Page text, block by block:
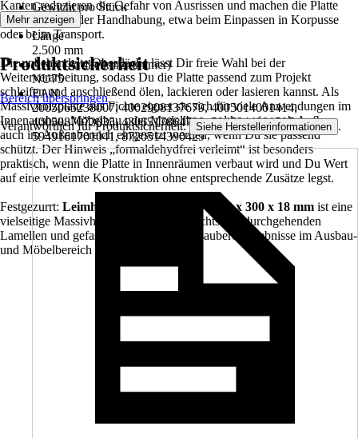
Gewicht pro Stück
6,08 kg
Länge
2.500 mm
AKN (Artikelkurznummer)
NU75
EAN
2005065238007, 4002908137679, 4005014001414,
4005087073035, 4306517864729, 5945844001507,
5949161701041, 8720514390429
Kanten reduzieren die Gefahr von Ausrissen und machen die Platte
angenehmer in der Handhabung, etwa beim Einpassen in Korpusse
oder beim Transport.
Die unbehandelte Oberfläche lässt Dir freie Wahl bei der
Weiterverarbeitung, sodass Du die Platte passend zum Projekt
schleifen und anschließend ölen, lackieren oder lasieren kannst. Als
Massivholzplatte aus Fichte eignet sie sich für viele Anwendungen im
Innenausbau, Möbelbau oder Modellbau und kann je nach Aufbau
auch im Außenbereich eingesetzt werden, wenn Du sie passend
schützt. Der Hinweis „formaldehydfrei verleimt“ ist besonders
praktisch, wenn die Platte in Innenräumen verbaut wird und Du Wert
auf eine verleimte Konstruktion ohne entsprechende Zusätze legst.
Festgezurrt: Leimholzplatte Fichte A/B 2500 x 300 x 18 mm ist eine
vielseitige Massivholzplatte mit guter Sichtseite, durchgehenden
Lamellen und gefasten Kanten, die Dir saubere Ergebnisse im Ausbau-
und Möbelbereich ermöglicht.
Mehr anzeigen
Produktsicherheit
Bereich überspringen
Verantwortlich für Produktsicherheit: Siehe Herstellerinformationen .